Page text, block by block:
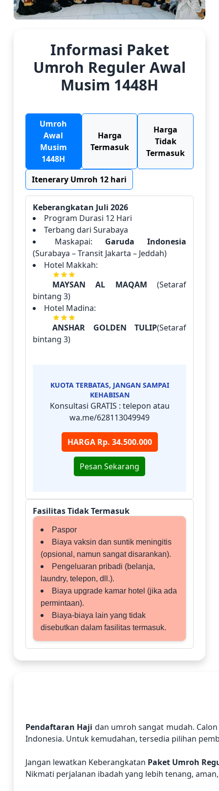
Informasi Paket
Umroh Reguler Awal
Musim 1448H
Umroh
Awal
Musim
1448H
Harga
Termasuk
Harga
Tidak
Termasuk
Itenerary Umroh 12 hari
Keberangkatan Juli 2026
Program Durasi 12 Hari
Terbang dari Surabaya
Maskapai: Garuda Indonesia
(Surabaya – Transit Jakarta – Jeddah)
Hotel Makkah:
MAYSAN AL MAQAM (Setaraf
bintang 3)
Hotel Madina:
ANSHAR GOLDEN TULIP(Setaraf
bintang 3)
KUOTA TERBATAS, JANGAN SAMPAI
KEHABISAN
Konsultasi GRATIS : telepon atau
wa.me/628113049949
HARGA Rp. 34.500.000
Pesan Sekarang
Fasilitas Tidak Termasuk
Paspor
Biaya vaksin dan suntik meningitis
(opsional, namun sangat disarankan).
Pengeluaran pribadi (belanja,
laundry, telepon, dll.).
Biaya upgrade kamar hotel (jika ada
permintaan).
Biaya-biaya lain yang tidak
disebutkan dalam fasilitas termasuk.
Pendaftaran Haji dan umroh sangat mudah.
Indonesia. Untuk kemudahan, tersedia pilihan
Jangan lewatkan Keberangkatan Paket Umroh
Nikmati perjalanan ibadah yang lebih tenang,